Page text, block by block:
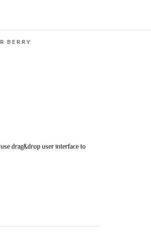
BERRY
drag&drop user interface to